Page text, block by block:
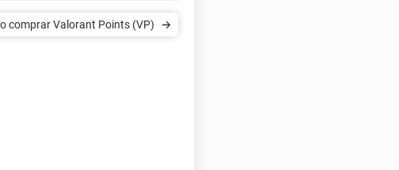
comprar Valorant Points (VP)